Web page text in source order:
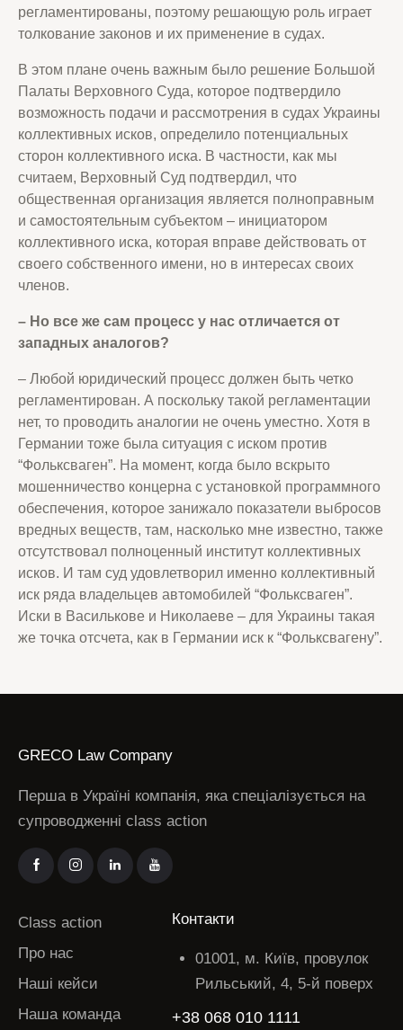
регламентированы, поэтому решающую роль играет
толкование законов и их применение в судах.
В этом плане очень важным было решение Большой
Палаты Верховного Суда, которое подтвердило
возможность подачи и рассмотрения в судах Украины
коллективных исков, определило потенциальных
сторон коллективного иска. В частности, как мы
считаем, Верховный Суд подтвердил, что
общественная организация является полноправным
и самостоятельным субъектом – инициатором
коллективного иска, которая вправе действовать от
своего собственного имени, но в интересах своих
членов.
– Но все же сам процесс у нас отличается от
западных аналогов?
– Любой юридический процесс должен быть четко
регламентирован. А поскольку такой регламентации
нет, то проводить аналогии не очень уместно. Хотя в
Германии тоже была ситуация с иском против
“Фольксваген”. На момент, когда было вскрыто
мошенничество концерна с установкой программного
обеспечения, которое занижало показатели выбросов
вредных веществ, там, насколько мне известно, также
отсутствовал полноценный институт коллективных
исков. И там суд удовлетворил именно коллективный
иск ряда владельцев автомобилей “Фольксваген”.
Иски в Василькове и Николаеве – для Украины такая
же точка отсчета, как в Германии иск к “Фольксвагену”.
GRECO Law Company
Перша в Україні компанія, яка спеціалізується на
супроводженні class action
Class action
Про нас
Наші кейси
Наша команда
Контакти
01001, м. Київ, провулок
Рильський, 4, 5-й поверх
+38 068 010 1111